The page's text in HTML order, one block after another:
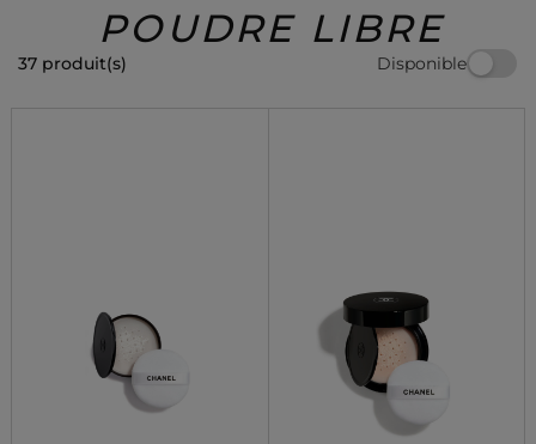
BeautyPOUDRE LIBRE
37 produit(s) Disponible